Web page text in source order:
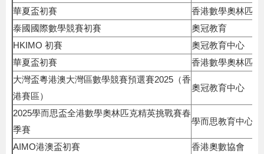
華夏盃初賽
香港數學奧林匹
泰國國際數學競賽初賽
奧冠教育
HKIMO 初賽
奧冠教育中心
華夏盃初賽
香港數學奧林匹
大灣盃粵港澳大灣區數學競賽預選賽2025（香
港賽區）
奧冠教育中心
2025學而思盃全港數學奧林匹克精英挑戰賽春
季賽
學而思教育中心
AIMO港澳盃初賽
香港奧數協會